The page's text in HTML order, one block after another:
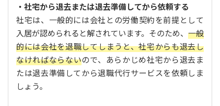
・社宅から退去または退去準備してから依頼する
社宅は、一般的には会社との労働契約を前提として
入居が認められると解されています。そのため、 一般
的には会社を退職してしまうと、社宅からも退去し
なければならないので、あらかじめ社宅から退去ま
たは退去準備してから退職代行サービスを依頼しま
しょう。